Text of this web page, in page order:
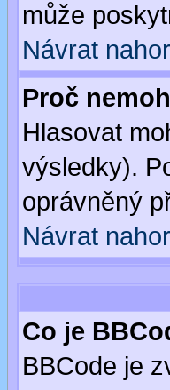
může
Návrat
Proč
Hlasovat
výsledky).
oprávněný
Návrat
Co je
BBCode je